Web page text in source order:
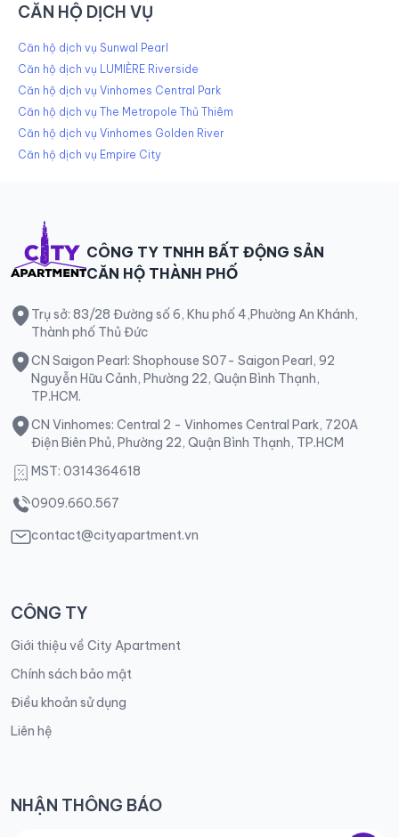
CĂN HỘ DỊCH VỤ
Căn hộ dịch vụ Sunwal Pearl
Căn hộ dịch vụ LUMIÈRE Riverside
Căn hộ dịch vụ Vinhomes Central Park
Căn hộ dịch vụ The Metropole Thủ Thiêm
Căn hộ dịch vụ Vinhomes Golden River
Căn hộ dịch vụ Empire City
CÔNG TY TNHH BẤT ĐỘNG SẢN
CĂN HỘ THÀNH PHỐ
Trụ sở: 83/28 Đường số 6, Khu phố 4,Phường An Khánh,
Thành phố Thủ Đức
CN Saigon Pearl: Shophouse S07- Saigon Pearl, 92
Nguyễn Hữu Cảnh, Phường 22, Quận Bình Thạnh,
TP.HCM.
CN Vinhomes: Central 2 - Vinhomes Central Park, 720A
Điện Biên Phủ, Phường 22, Quận Bình Thạnh, TP.HCM
MST: 0314364618
0909.660.567
contact@cityapartment.vn
CÔNG TY
Giới thiệu về City Apartment
Chính sách bảo mật
Điều khoản sử dụng
Liên hệ
NHẬN THÔNG BÁO